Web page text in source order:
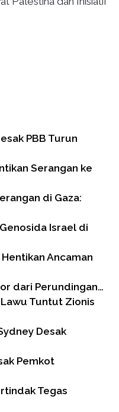
PBB Turun
Serangan ke
di Gaza:
Israel di
Hentikan Ancaman
dari Perundingan…
Tuntut Zionis
Desak
Pemkot
Tegas